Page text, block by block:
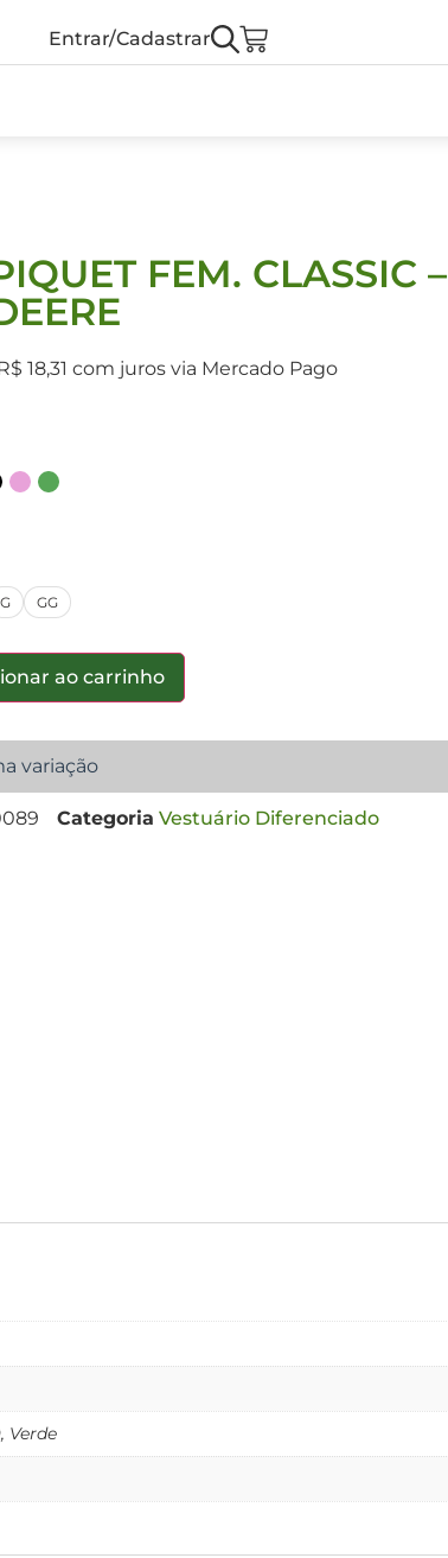
Entrar/Cadastrar
FEM. CLASSIC –
18,31 com juros via Mercado Pago
G GG
ao carrinho
variação
Categoria Vestuário Diferenciado
Verde